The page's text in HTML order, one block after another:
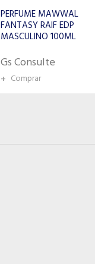
LEATHER EDP MASCULINO
100ML
+ Comprar